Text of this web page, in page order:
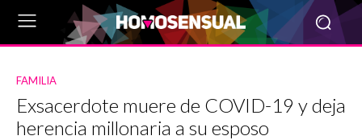
FAMILIA
Exsacerdote muere de COVID-19 y deja
herencia millonaria a su esposo